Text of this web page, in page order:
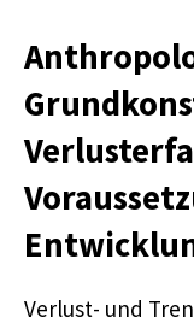
Verlust- und